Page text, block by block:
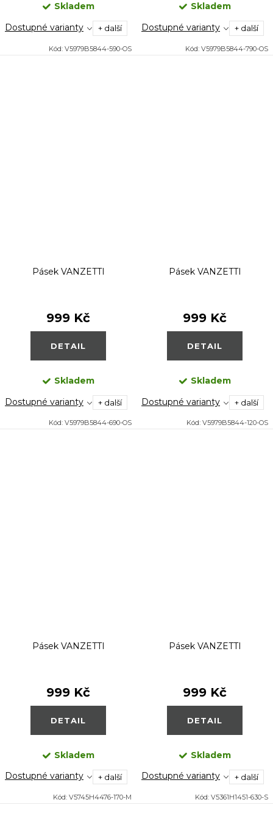
Skladem
Dostupné varianty
+ další
Kód: V5979B5844-590-OS
Skladem
Dostupné varianty
+ další
Kód: V5979B5844-790-OS
Pásek VANZETTI
999 Kč
DETAIL
Skladem
Dostupné varianty
+ další
Kód: V5979B5844-690-OS
Pásek VANZETTI
999 Kč
DETAIL
Skladem
Dostupné varianty
+ další
Kód: V5979B5844-120-OS
Pásek VANZETTI
999 Kč
DETAIL
Skladem
Dostupné varianty
+ další
Kód: V5745H4476-170-M
Pásek VANZETTI
999 Kč
DETAIL
Skladem
Dostupné varianty
+ další
Kód: V5361H1451-630-S